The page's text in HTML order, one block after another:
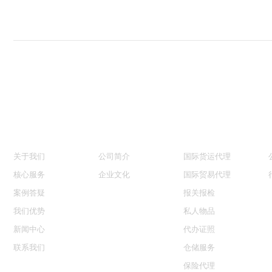
关于我们
核心服务
案例答疑
我们优势
新闻中心
联系我们
公司简介
企业文化
国际货运代理
国际贸易代理
报关报检
私人物品
代办证照
仓储服务
保险代理